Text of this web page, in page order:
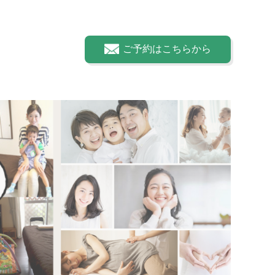
ご予約はこちらから